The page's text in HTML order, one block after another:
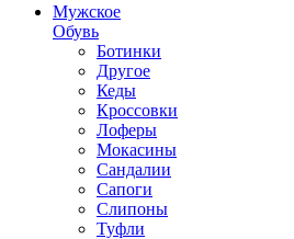
Мужское
Обувь
Ботинки
Другое
Кеды
Кроссовки
Лоферы
Мокасины
Сандалии
Сапоги
Слипоны
Туфли